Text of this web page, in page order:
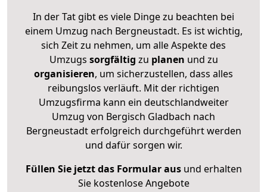
In der Tat gibt es viele Dinge zu beachten bei
einem Umzug nach Bergneustadt. Es ist wichtig,
sich Zeit zu nehmen, um alle Aspekte des
Umzugs sorgfältig zu planen und zu
organisieren, um sicherzustellen, dass alles
reibungslos verläuft. Mit der richtigen
Umzugsfirma kann ein deutschlandweiter
Umzug von Bergisch Gladbach nach
Bergneustadt erfolgreich durchgeführt werden
und dafür sorgen wir.
Füllen Sie jetzt das Formular ausund erhalten
Sie kostenlose Angebote